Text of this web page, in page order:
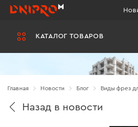
КАТАЛОГ ТОВАРОВ
Главная Новости Блог Виды фрез
Назад в новости